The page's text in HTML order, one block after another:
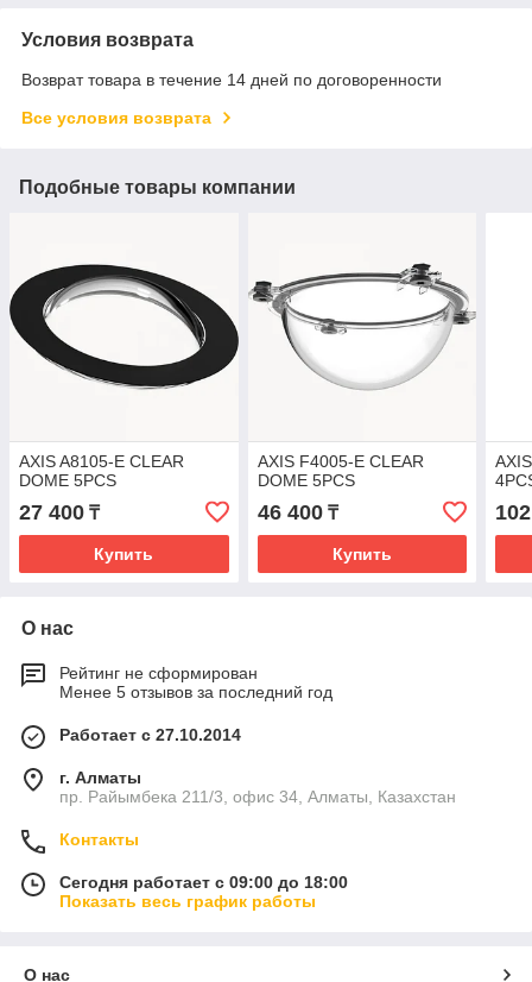
Условия возврата
Возврат товара в течение 14 дней по договоренности
Все условия возврата
Подобные товары компании
AXIS A8105-E CLEAR
DOME 5PCS
27 400 ₸
Купить
AXIS F4005-E CLEAR
DOME 5PCS
46 400₸
Купить
О нас
Рейтинг не сформирован
Менее 5 отзывов за последний год
Работает с 27.10.2014
г. Алматы
пр. Райымбека 211/3, офис 34, Алматы, Казахстан
Контакты
Сегодня работает с 09:00 до 18:00
Показать весь график работы
О нас